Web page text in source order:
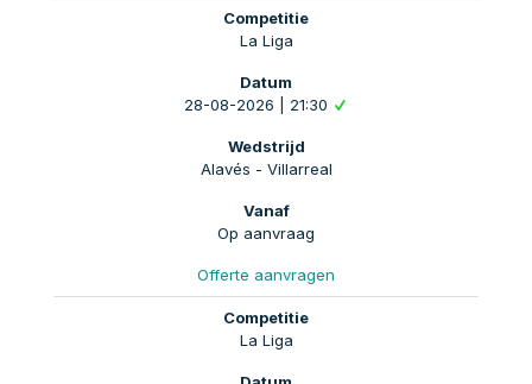
La Liga
28-08-2026 | 21:30
Alavés - Villarreal
Op aanvraag
Offerte aanvragen
La Liga